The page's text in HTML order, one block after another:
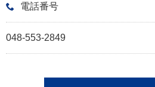
電話番号
048-553-2849